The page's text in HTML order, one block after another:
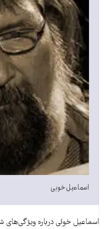
اسماعیل خویی
اسماعیل خوئی درباره